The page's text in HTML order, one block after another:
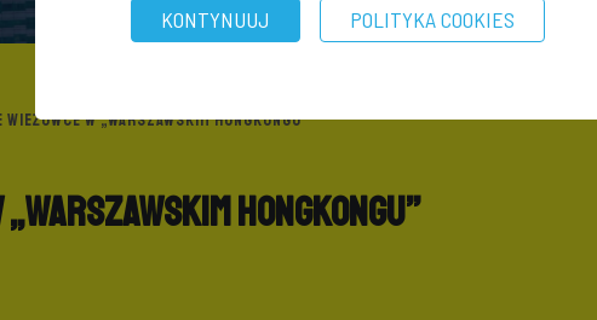
W „WARSZAWSKIM HONGKONGU”
Hongkongu”
KONTYNUUJ POLITYKA COOKIES